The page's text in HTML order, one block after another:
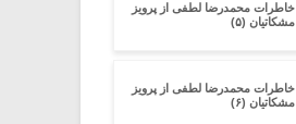
خاطرات محمدرضا لطفی از پرویز
مشکاتیان (۵)
خاطرات محمدرضا لطفی از پرویز
مشکاتیان (۶)